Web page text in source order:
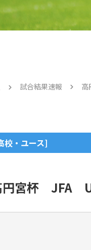
大会・イベント
（一般・大学）
（小学生）
ニア（35歳以上）
ベント・フェスティバ
はじめてのサッカ
種別・選手登録と
協会概要
地区協会
試合結果速報
校・ユース]
円宮杯 JFA